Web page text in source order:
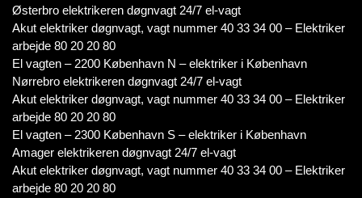
Østerbro elektrikeren døgnvagt 24/7 el-vagt
Akut elektriker døgnvagt, vagt nummer 40 33 34 00 – Elektriker
arbejde 80 20 20 80
El vagten – 2200 København N – elektriker i København
Nørrebro elektrikeren døgnvagt 24/7 el-vagt
Akut elektriker døgnvagt, vagt nummer 40 33 34 00 – Elektriker
arbejde 80 20 20 80
El vagten – 2300 København S – elektriker i København
Amager elektrikeren døgnvagt 24/7 el-vagt
Akut elektriker døgnvagt, vagt nummer 40 33 34 00 – Elektriker
arbejde 80 20 20 80